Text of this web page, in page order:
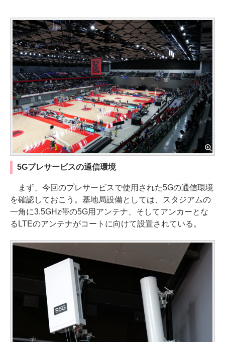
5Gプレサービスの通信環境
まず、今回のプレサービスで使用された5Gの通信環境
を確認しておこう。基地局設備としては、スタジアムの
一角に3.5GHz帯の5G用アンテナ、そしてアンカーとな
るLTEのアンテナがコートに向けて設置されている。